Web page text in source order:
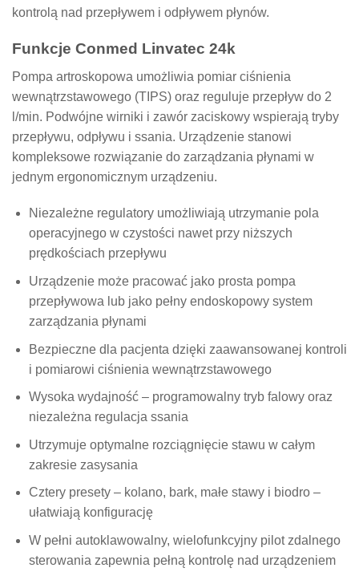
kontrolą nad przepływem i odpływem płynów.
Funkcje Conmed Linvatec 24k
Pompa artroskopowa umożliwia pomiar ciśnienia
wewnątrzstawowego (TIPS) oraz reguluje przepływ do 2
l/min. Podwójne wirniki i zawór zaciskowy wspierają tryby
przepływu, odpływu i ssania. Urządzenie stanowi
kompleksowe rozwiązanie do zarządzania płynami w
jednym ergonomicznym urządzeniu.
Niezależne regulatory umożliwiają utrzymanie pola
operacyjnego w czystości nawet przy niższych
prędkościach przepływu
Urządzenie może pracować jako prosta pompa
przepływowa lub jako pełny endoskopowy system
zarządzania płynami
Bezpieczne dla pacjenta dzięki zaawansowanej kontroli
i pomiarowi ciśnienia wewnątrzstawowego
Wysoka wydajność – programowalny tryb falowy oraz
niezależna regulacja ssania
Utrzymuje optymalne rozciągnięcie stawu w całym
zakresie zasysania
Cztery presety – kolano, bark, małe stawy i biodro –
ułatwiają konfigurację
W pełni autoklawowalny, wielofunkcyjny pilot zdalnego
sterowania zapewnia pełną kontrolę nad urządzeniem